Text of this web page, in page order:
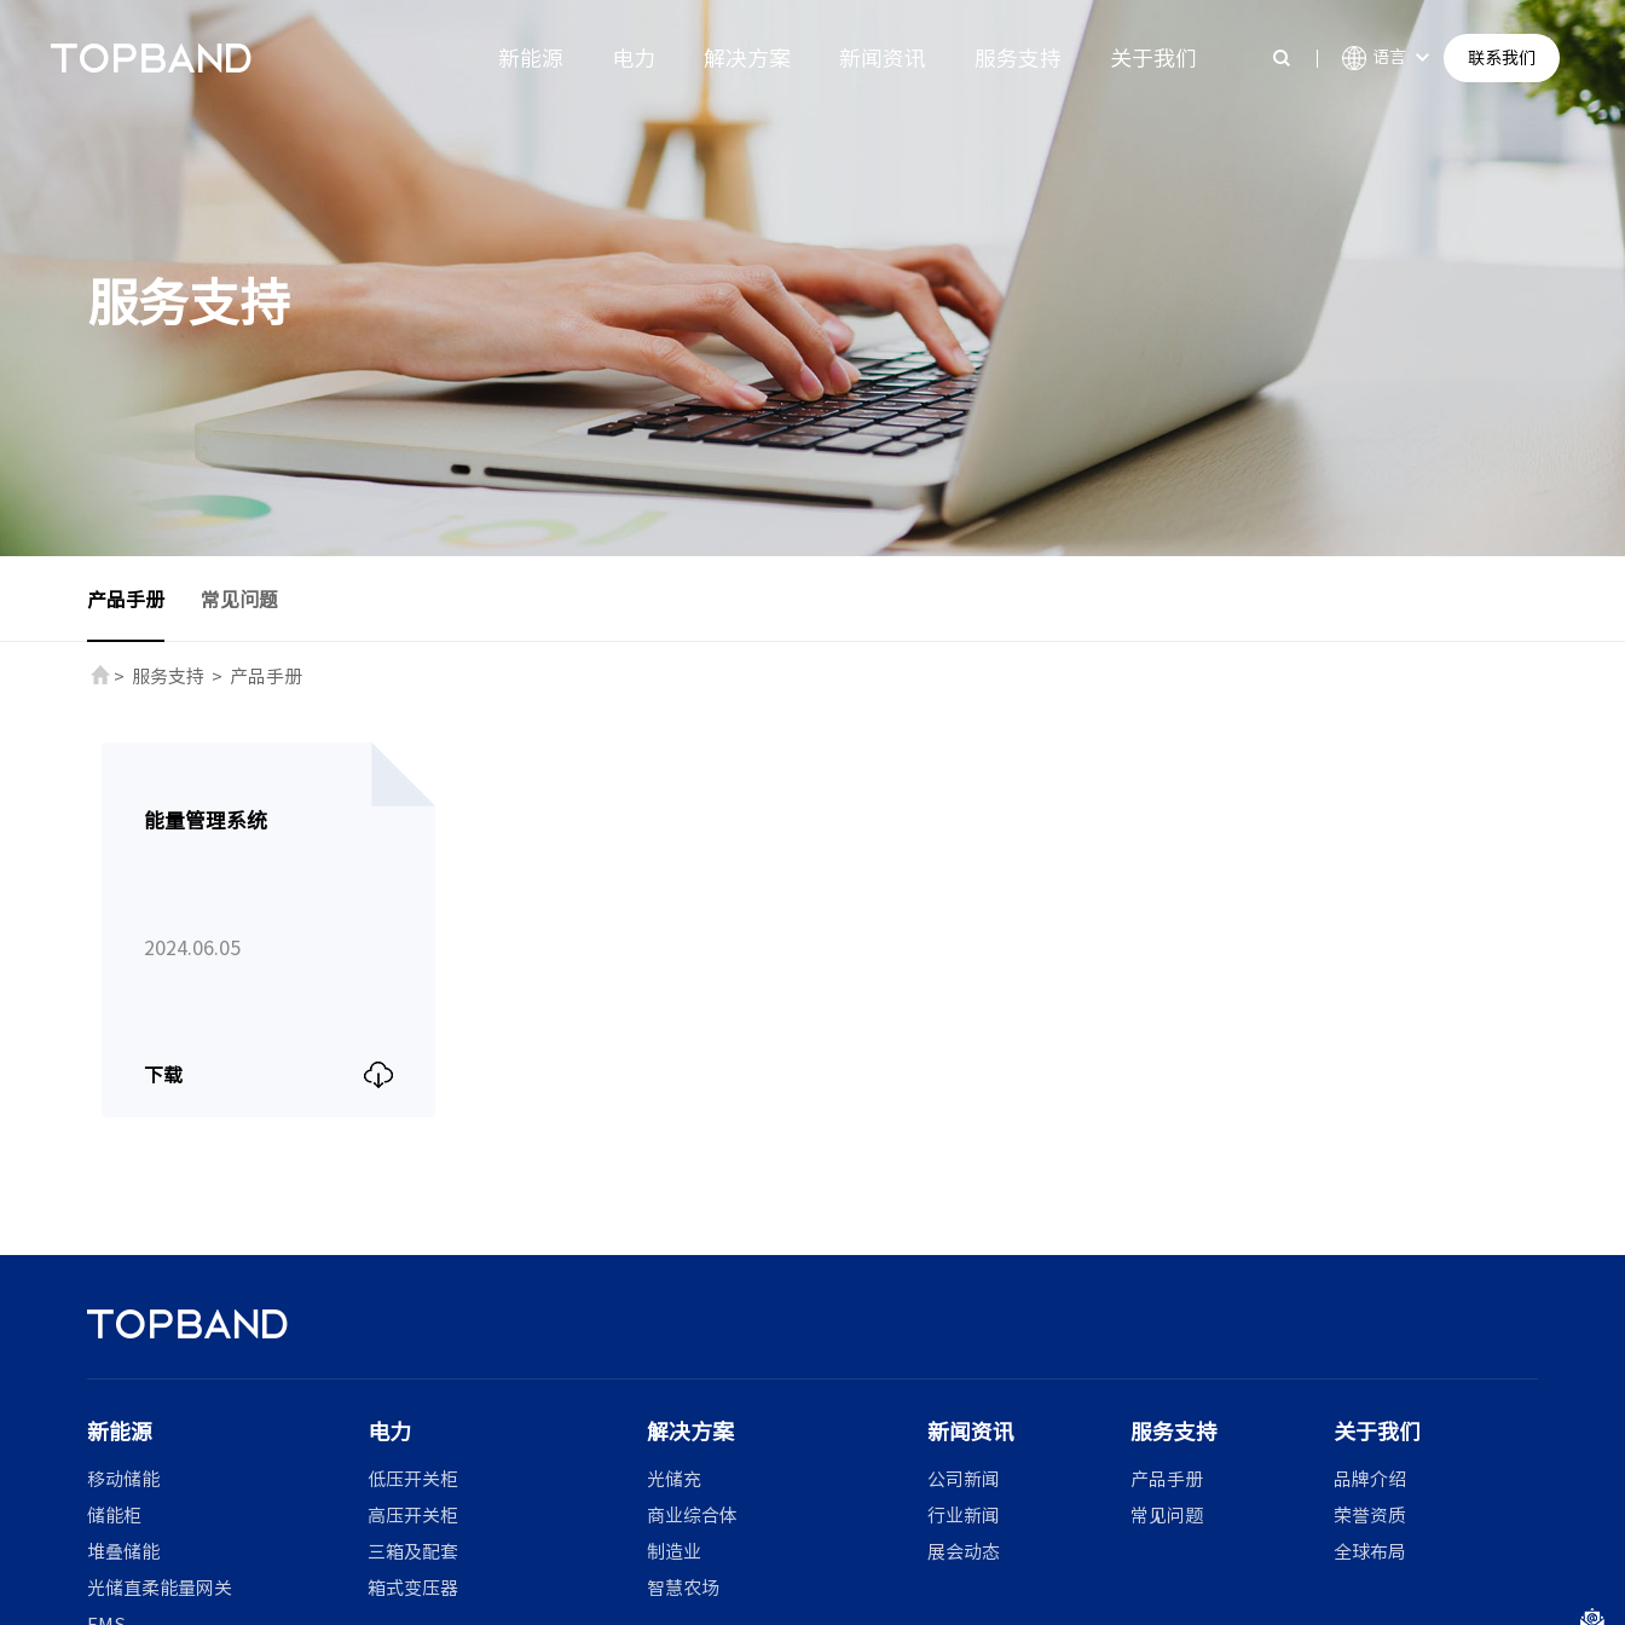
联系我们
语言
新能源 电力 解决方案 新闻资讯 服务支持 关于我们
服务支持
产品手册 常见问题
> 服务支持 > 产品手册
能量管理系统
2024.06.05
下载
新能源
移动储能
储能柜
堆叠储能
光储直柔能量网关
电力
低压开关柜
高压开关柜
三箱及配套
箱式变压器
解决方案
光储充
商业综合体
制造业
智慧农场
新闻资讯
公司新闻
行业新闻
展会动态
服务支持
产品手册
常见问题
关于我们
品牌介绍
荣誉资质
全球布局